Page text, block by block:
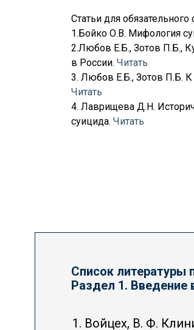
Статьи для
1.Бойко О.В. Мифология
2.Любов Е.Б., Зотов П.Б.,
в России. Читать
3. Любов Е.Б., Зотов П.Б. К
Читать
4. Лаврищева Д.Н.
суицида. Читать
Список литературы
Раздел 1. Введение
Войцех, В. Ф.